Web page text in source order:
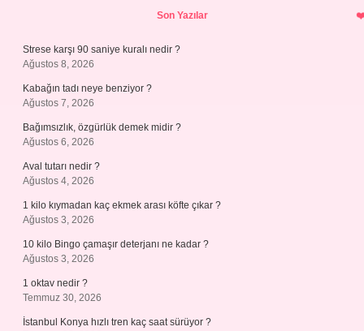
Son Yazılar
Strese karşı 90 saniye kuralı nedir ?
Ağustos 8, 2026
Kabağın tadı neye benziyor ?
Ağustos 7, 2026
Bağımsızlık, özgürlük demek midir ?
Ağustos 6, 2026
Aval tutarı nedir ?
Ağustos 4, 2026
1 kilo kıymadan kaç ekmek arası köfte çıkar ?
Ağustos 3, 2026
10 kilo Bingo çamaşır deterjanı ne kadar ?
Ağustos 3, 2026
1 oktav nedir ?
Temmuz 30, 2026
İstanbul Konya hızlı tren kaç saat sürüyor ?